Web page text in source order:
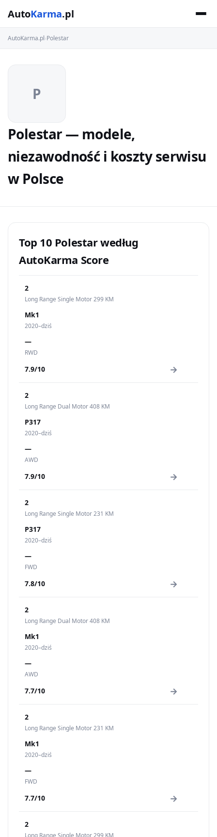
AutoKarma.pl
AutoKarma.pl›Polestar
P
Polestar — modele,
niezawodność i koszty serwisu
w Polsce
Top 10 Polestar według
AutoKarma Score
2
Long Range Single Motor 299 KM
Mk1
2020–dziś
—
RWD
7.9/10 →
2
Long Range Dual Motor 408 KM
P317
2020–dziś
—
AWD
7.9/10 →
2
Long Range Single Motor 231 KM
P317
2020–dziś
—
FWD
7.8/10 →
2
Long Range Dual Motor 408 KM
Mk1
2020–dziś
—
AWD
7.7/10 →
2
Long Range Single Motor 231 KM
Mk1
2020–dziś
—
FWD
7.7/10 →
2
Long Range Single Motor 299 KM